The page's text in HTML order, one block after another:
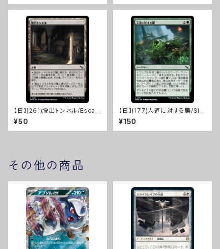
【日】(261)脱出トンネル/Escap
e Tunnel [MKM]
¥50
【日】(177)人道に対する膿/Sli
me Against Humanity [MK
M]※FOIL
¥150
その他の商品